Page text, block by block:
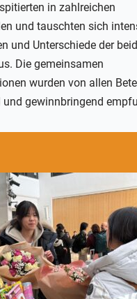
in zahlreichen
und tauschten sich
und Unterschiede der
Die gemeinsamen
wurden von allen
und gewinnbringend